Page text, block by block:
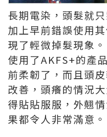
長期電染，頭髮就
加上早前錯誤使用
現了輕微掉髮現象。
使用了AKFS+的產
前柔韌了，而且頭
改善，頭癢的情況
得貼貼服服，外翹
果都令人非常滿意。